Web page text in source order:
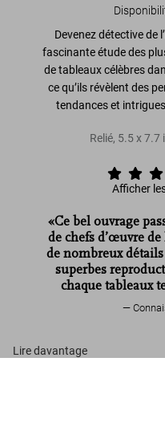
Devenez détective de
fascinante étude des
de tableaux célèbres
ce qu’ils révèlent des
tendances et
Relié, 5.5x7.7
Afficher
«Ce bel ouvrage
de chefs d’œuvre de
de nombreux
superbes
chaque tableaux
Lire davantage